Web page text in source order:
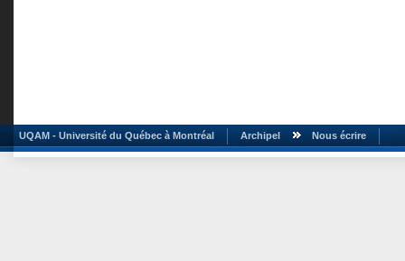
UQAM - Université du Québec à Montréal Archipel Nous écrire